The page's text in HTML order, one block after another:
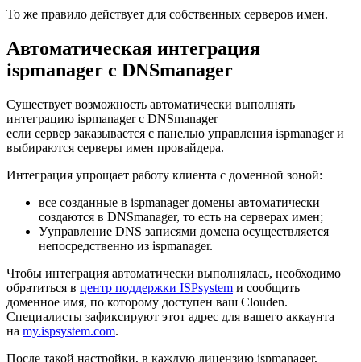
То же правило действует для собственных серверов имен.
Автоматическая интеграция
ispmanager с DNSmanager
Существует возможность автоматически выполнять
интеграцию ispmanager с DNSmanager
если сервер заказывается с панелью управления ispmanager и
выбираются серверы имен провайдера.
Интеграция упрощает работу клиента с доменной зоной:
все созданные в ispmanager домены автоматически
создаются в DNSmanager, то есть на серверах имен;
Ууправление DNS записями домена осуществляется
непосредственно из ispmanager.
Чтобы интеграция автоматически выполнялась, необходимо
обратиться в центр поддержки ISPsystem и сообщить
доменное имя, по которому доступен ваш Clouden.
Специалисты зафиксируют этот адрес для вашего аккаунта
на my.ispsystem.com.
После такой настройки, в каждую лицензию ispmanager,